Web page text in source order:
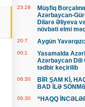
23:28
Müşfiq
Azərbaycan-
Dilarə Əliyeva
növbəti elmi
20:7 Aygün
00:1
Yasamalda
Azərbaycan Dili
tədbir keçirilib
06:30
BİR ŞAM Kİ,
BAD İLƏ
06:30 “HAQQ